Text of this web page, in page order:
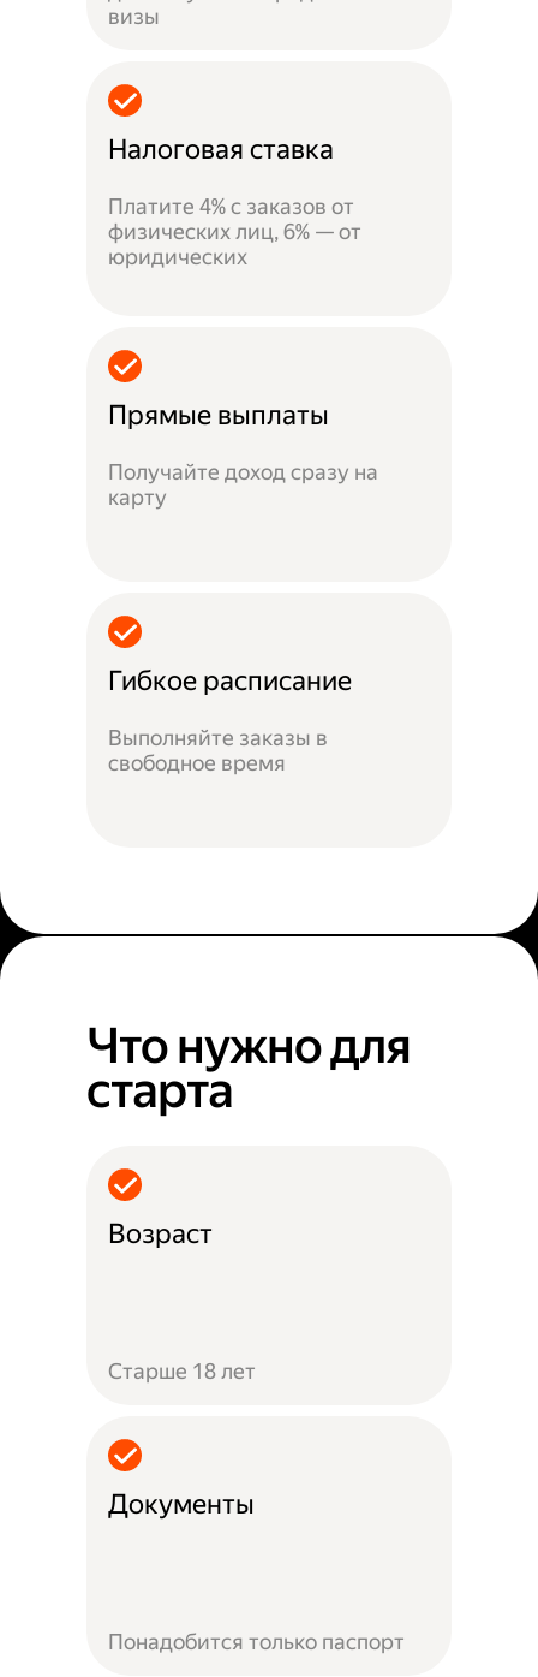
визы
Налоговая ставка
Платите 4% с заказов от
физических лиц, 6% — от
юридических
Прямые выплаты
Получайте доход сразу на
карту
Гибкое расписание
Выполняйте заказы в
свободное время
Что нужно для
старта
Возраст
Старше 18 лет
Документы
Понадобится только паспорт